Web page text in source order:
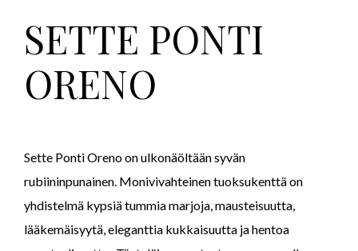
SETTE PONTI
ORENO
Sette Ponti Oreno on ulkonäöltään syvän
rubiininpunainen. Monivivahteinen tuoksukenttä on
yhdistelmä kypsiä tummia marjoja, mausteisuutta,
lääkemäisyytä, eleganttia kukkaisuutta ja hentoa